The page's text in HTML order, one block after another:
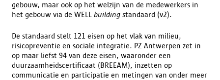
gebouw, maar ook op het welzijn van de medewerkers in
het gebouw via de WELL building standaard (v2).
De standaard stelt 121 eisen op het vlak van milieu,
risicopreventie en sociale integratie. PZ Antwerpen zet in
op maar liefst 94 van deze eisen, waaronder een
duurzaamheidscertificaat (BREEAM), inzetten op
communicatie en participatie en metingen van onder meer